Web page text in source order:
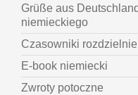
Grüße aus
niemieckiego
Czasowniki rozdzielnie
E-book niemiecki
Zwroty potoczne